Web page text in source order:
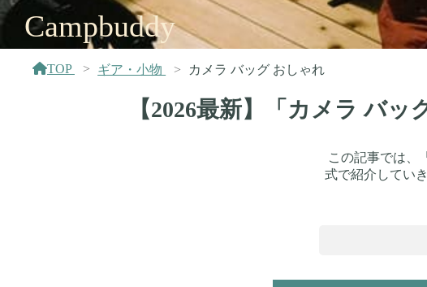
Campbuddy
TOP ギア・小物 カメラ バッグ おしゃれ
【2026最新】「カメラ バ
この記事では、
式で紹介してい